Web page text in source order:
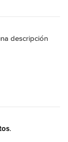
descripción
.